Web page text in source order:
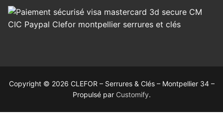
Copyright © 2026 CLEFOR – Serrures & Clés – Montpellier 34 –
Propulsé par Customify.